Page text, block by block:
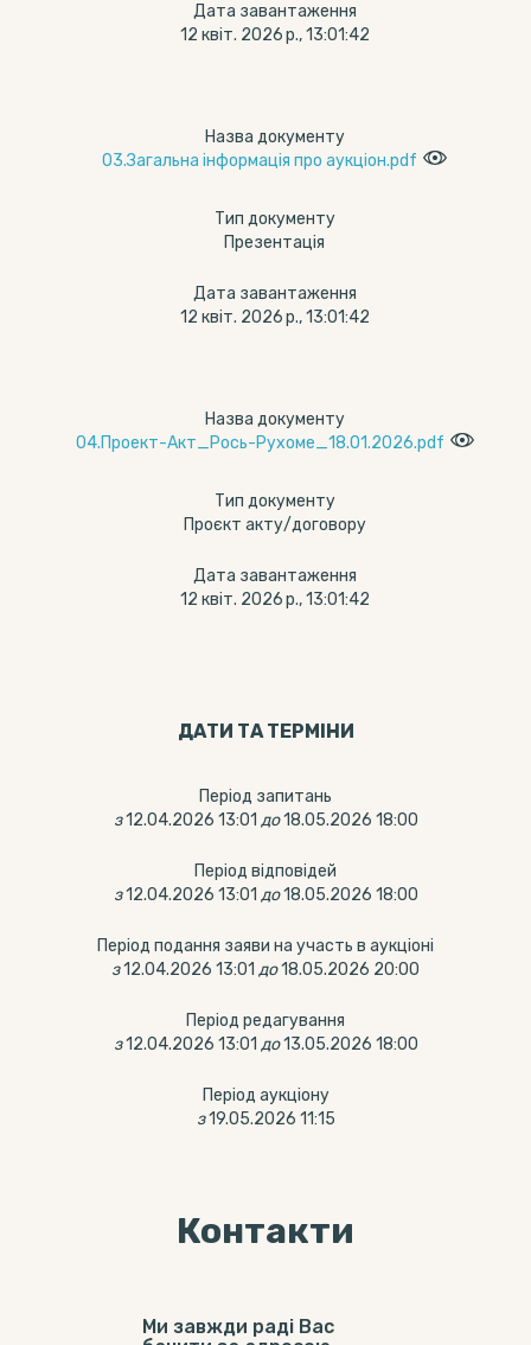
Дата завантаження
12 квіт. 2026 р., 13:01:42
Назва документу
03.Загальна інформація про аукціон.pdf
Тип документу
Презентація
Дата завантаження
12 квіт. 2026 р., 13:01:42
Назва документу
04.Проект-Акт_Рось-Рухоме_18.01.2026.pdf
Тип документу
Проєкт акту/договору
Дата завантаження
12 квіт. 2026 р., 13:01:42
ДАТИ ТА ТЕРМIНИ
Період запитань
з 12.04.2026 13:01 до 18.05.2026 18:00
Період відповідей
з 12.04.2026 13:01 до 18.05.2026 18:00
Період подання заяви на участь в аукціоні
з12.04.2026 13:01 до18.05.2026 20:00
Період редагування
з 12.04.2026 13:01 до 13.05.2026 18:00
Період аукціону
з 19.05.2026 11:15
Контакти
Ми завжди раді Вас